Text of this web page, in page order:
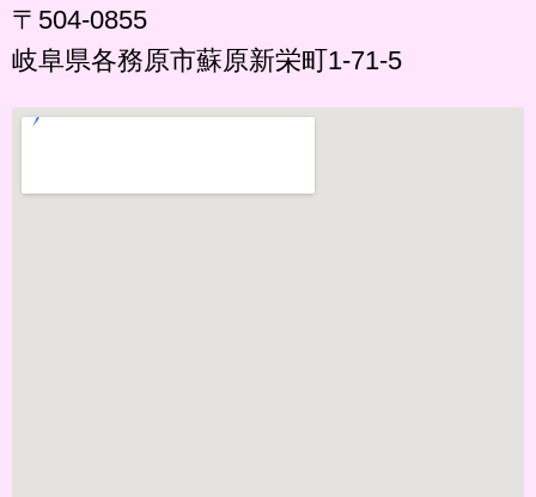
〒504-0855
岐阜県各務原市蘇原新栄町1-71-5